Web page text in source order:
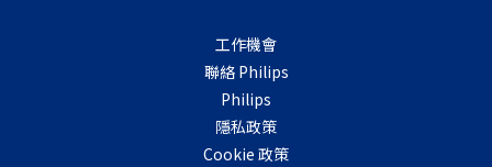
工作機會
聯絡 Philips
Philips
隱私政策
Cookie 政策